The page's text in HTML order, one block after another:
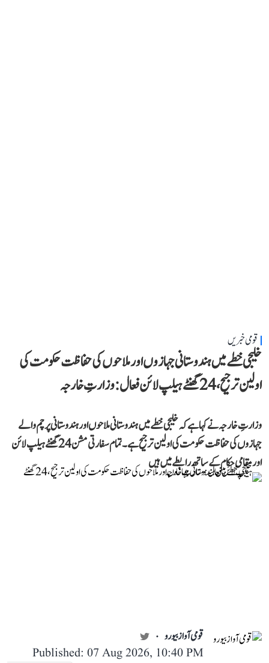
قومی خبریں
خلیجی خطے میں ہندوستانی جہازوں اور ملاحوں کی حفاظت حکومت کی
اولین ترجیح، 24 گھنٹے ہیلپ لائن فعال: وزارتِ خارجہ
وزارتِ خارجہ نے کہا ہے کہ خلیجی خطے میں ہندوستانی ملاحوں اور ہندوستانی پرچم والے
جہازوں کی حفاظت حکومت کی اولین ترجیح ہے۔ تمام سفارتی مشن 24 گھنٹے ہیلپ لائن
اور مقامی حکام کے ساتھ رابطے میں ہیں
قومی آواز بیورو
Published: 07 Aug 2026, 10:40 PM